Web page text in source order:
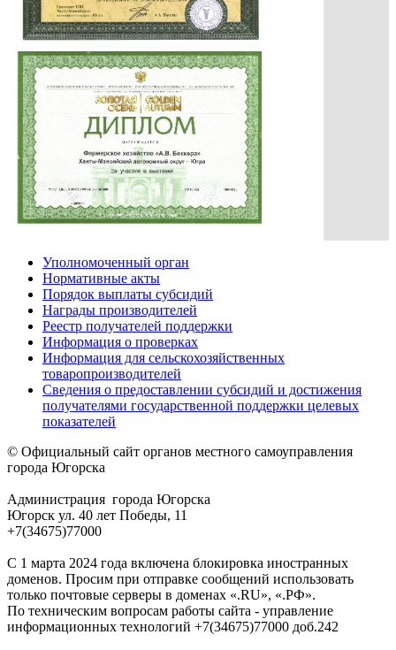
Уполномоченный орган
Нормативные акты
Порядок выплаты субсидий
Награды производителей
Реестр получателей поддержки
Информация о проверках
Информация для сельскохозяйственных
товаропроизводителей
Сведения о предоставлении субсидий и достижения
получателями государственной поддержки целевых
показателей
© Официальный сайт органов местного самоуправления
города Югорска
Администрация города Югорска
Югорск ул. 40 лет Победы, 11
+7(34675)77000
С 1 марта 2024 года включена блокировка иностранных
доменов. Просим при отправке сообщений использовать
только почтовые серверы в доменах «.RU», «.РФ».
По техническим вопросам работы сайта - управление
информационных технологий +7(34675)77000 доб.242